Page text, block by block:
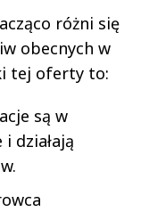
różni się
obecnych w
tej oferty to:
są w
działają